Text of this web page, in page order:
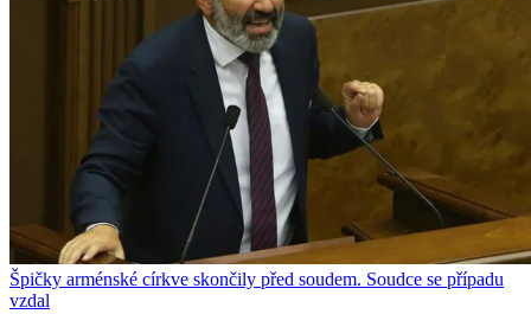
Špičky arménské církve skončily před soudem. Soudce se případu
vzdal